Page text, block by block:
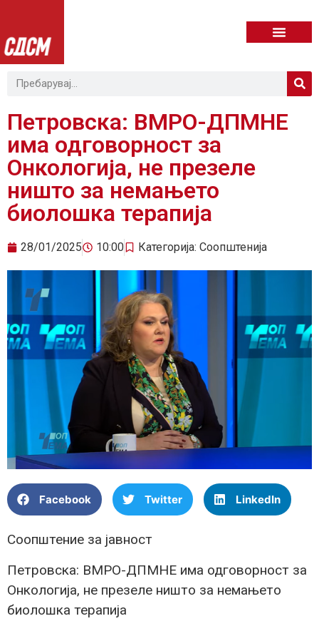
Петровска: ВМРО-ДПМНЕ
има одговорност за
Онкологија, не презеле
ништо за немањето
биолошка терапија
28/01/2025 10:00 Категорија: Соопштенија
Facebook Twitter LinkedIn
Соопштение за јавност
Петровска: ВМРО-ДПМНЕ има одговорност за
Онкологија, не презеле ништо за немањето
биолошка терапија